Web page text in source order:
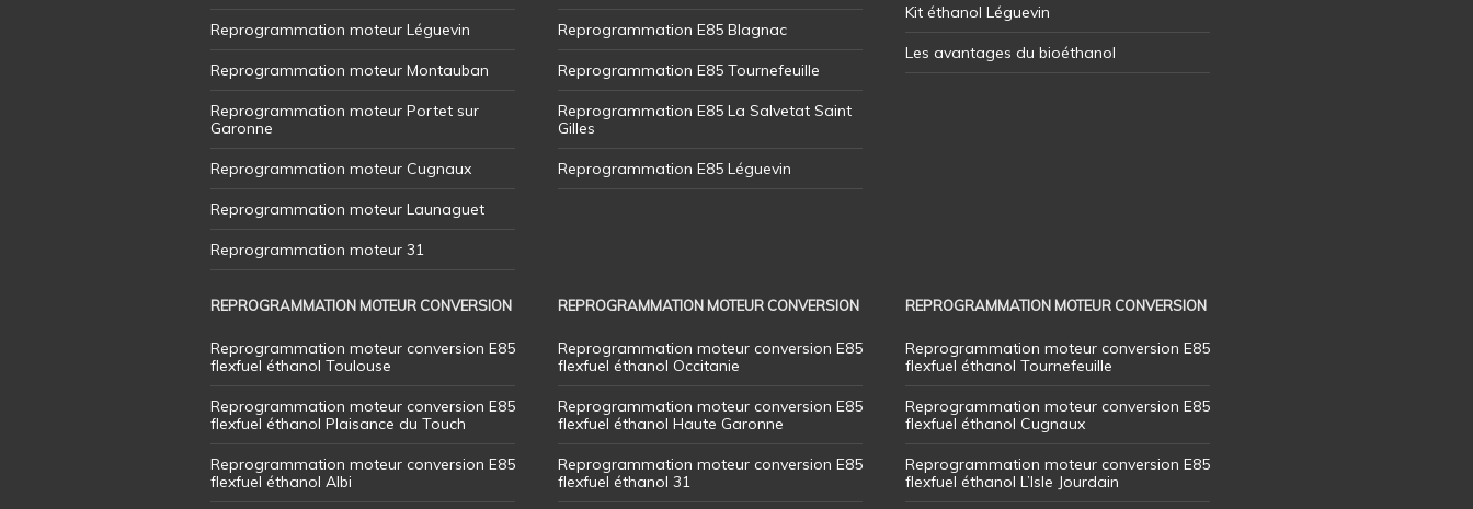
Reprogrammation moteur Léguevin
Reprogrammation moteur Montauban
Reprogrammation moteur Portet sur
Garonne
Reprogrammation moteur Cugnaux
Reprogrammation moteur Launaguet
Reprogrammation moteur 31
Reprogrammation E85 Blagnac
Reprogrammation E85 Tournefeuille
Reprogrammation E85 La Salvetat Saint
Gilles
Reprogrammation E85 Léguevin
Kit éthanol Léguevin
Les avantages du bioéthanol
REPROGRAMMATION MOTEUR CONVERSION
Reprogrammation moteur conversion E85
flexfuel éthanol Toulouse
Reprogrammation moteur conversion E85
flexfuel éthanol Plaisance du Touch
Reprogrammation moteur conversion E85
flexfuel éthanol Albi
REPROGRAMMATION MOTEUR CONVERSION
Reprogrammation moteur conversion E85
flexfuel éthanol Occitanie
Reprogrammation moteur conversion E85
flexfuel éthanol Haute Garonne
Reprogrammation moteur conversion E85
flexfuel éthanol 31
REPROGRAMMATION MOTEUR CONVERSION
Reprogrammation moteur conversion E85
flexfuel éthanol Tournefeuille
Reprogrammation moteur conversion E85
flexfuel éthanol Cugnaux
Reprogrammation moteur conversion E85
flexfuel éthanol L’Isle Jourdain